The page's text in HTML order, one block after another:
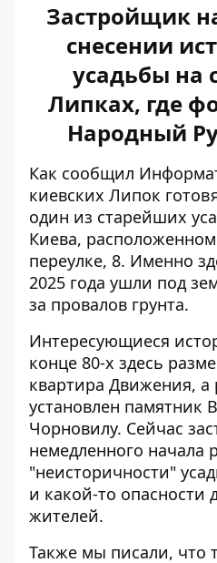
Застройщик
снесении
усадьбы на
Липках, где
Народный
Как сообщил
киевских Липок
один из старейших
Киева,
переулке, 8. Именно
2025 года ушли под
за провалов грунта.
Интересующиеся
конце 80-х здесь
квартира Движения, а
установлен памятник
Чорновилу. Сейчас
немедленного начала
"неисторичности"
и какой-то опасности
жителей.
Также мы писали, что